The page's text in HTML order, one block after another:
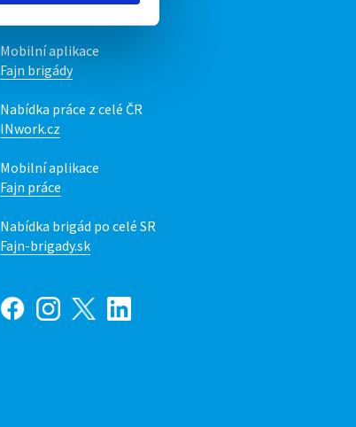
Mobilní aplikace
Fajn brigády
Nabídka práce z celé ČR
INwork.cz
Mobilní aplikace
Fajn práce
Nabídka brigád po celé SR
Fajn-brigady.sk